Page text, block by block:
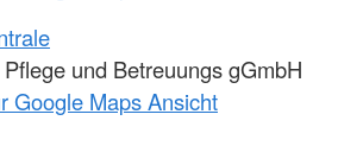
und Betreuungs gGmbH
Google Maps Ansicht